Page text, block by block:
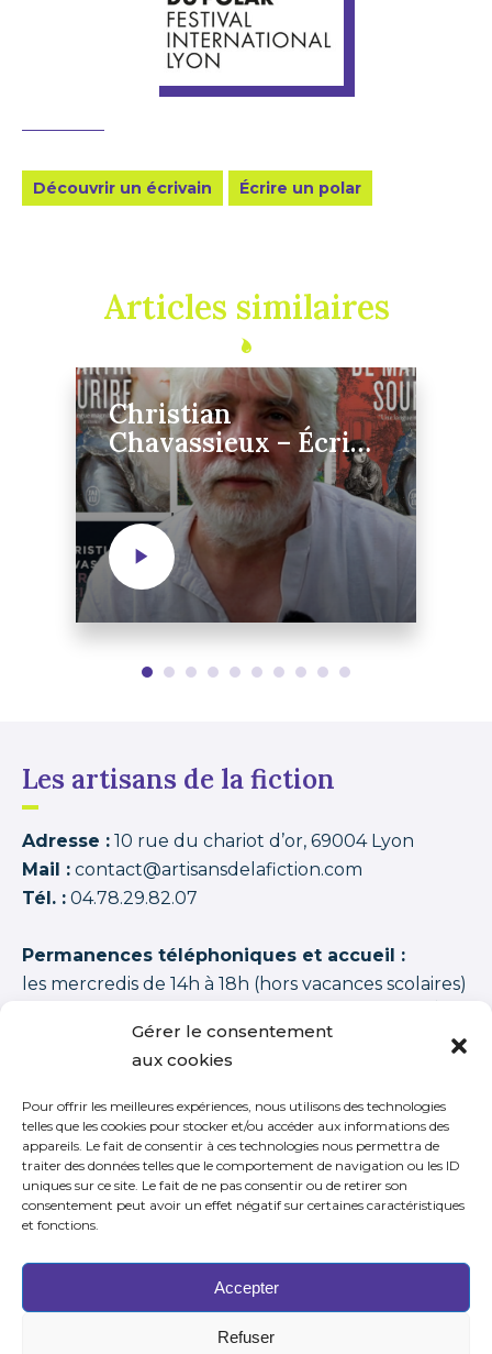
Gérer le consentement
aux cookies
Pour offrir les meilleures expériences, nous utilisons des technologies
telles que les cookies pour stocker et/ou accéder aux informations des
appareils. Le fait de consentir à ces technologies nous permettra de
traiter des données telles que le comportement de navigation ou les ID
uniques sur ce site. Le fait de ne pas consentir ou de retirer son
consentement peut avoir un effet négatif sur certaines caractéristiques
et fonctions.
Accepter
Refuser
Découvrir un écrivain Écrire un polar
Articles similaires
Christian
Chavassieux – Écrire
sans discipline, ça
n’existe pas
Les artisans de la fiction
Adresse : 10 rue du chariot d’or, 69004 Lyon
Mail : contact@artisansdelafiction.com
Tél. : 04.78.29.82.07
Permanences téléphoniques et accueil :
les mercredis de 14h à 18h (hors vacances scolaires)
1350 APPRENANTS DISTINCTS 2015–2026 (cycles + stages
+ journées thématiques + journées initiation) .
S’inscrire à notre newsletter